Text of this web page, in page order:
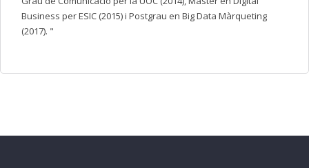
Business per ESIC (2015) i Postgrau en Big Data Màrqueting
(2017). "